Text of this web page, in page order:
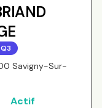
Savigny-Sur-
Actif